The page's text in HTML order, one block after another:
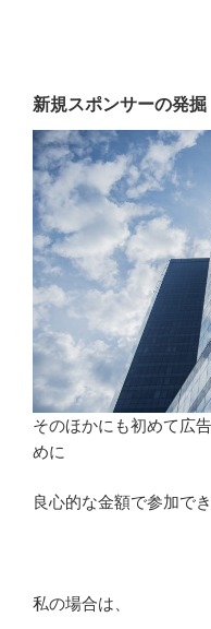
新規スポンサーの発掘
そのほかにも初めて広
めに
良心的な金額で参加で
私の場合は、